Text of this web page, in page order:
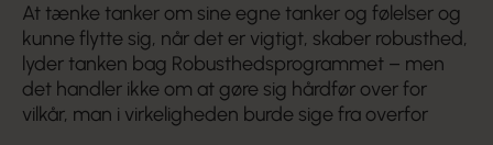
At tænke tanker om sine egne tanker og følelser og
kunne flytte sig, når det er vigtigt, skaber robusthed,
lyder tanken bag Robusthedsprogrammet – men
det handler ikke om at gøre sig hårdfør over for
vilkår, man i virkeligheden burde sige fra overfor